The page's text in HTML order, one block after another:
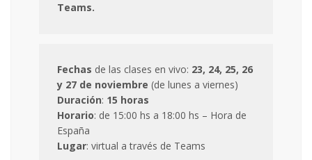
Teams.
Fechas de las clases en vivo: 23, 24, 25, 26
y 27 de noviembre (de lunes a viernes)
Duración: 15 horas
Horario: de 15:00 hs a 18:00 hs – Hora de
España
Lugar: virtual a través de Teams